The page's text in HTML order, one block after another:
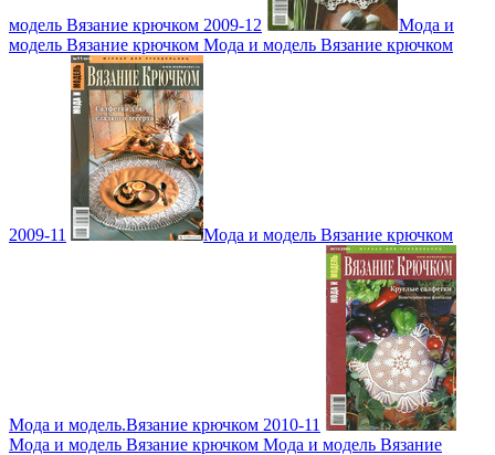
модель Вязание крючком 2009-12
Мода и
модель Вязание крючком Мода и модель Вязание крючком
2009-11 Мода и модель Вязание крючком
Мода и модель.Вязание крючком 2010-11
Мода и модель Вязание крючком Мода и модель Вязание